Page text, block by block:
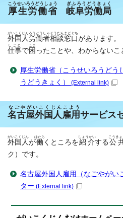
厚生労働省
こうせいろうどうしょう
岐阜労働局
ぎふろうどうきょく
外国人労働者
がいこくじんろうどうしゃ
相談窓口
そうだんまどぐち
があります。
仕事
しごと
で困
こま
ったことや、わからないこ
厚生労働省（こうせいろうど
うどうきょく）
(External link)
名古屋外国人雇用
なごやがいこくじんこよう
サービス
外国人
がいこくじん
が働
はたら
くところを紹介
しょうかい
する 公
こうき
ク）です。
名古屋外国人雇用（なごやがい
ター (External link)